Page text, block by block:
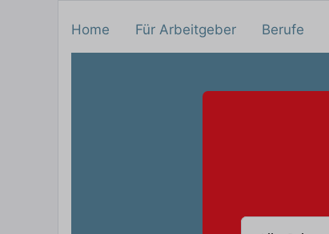
Home Für Arbeitgeber Berufe